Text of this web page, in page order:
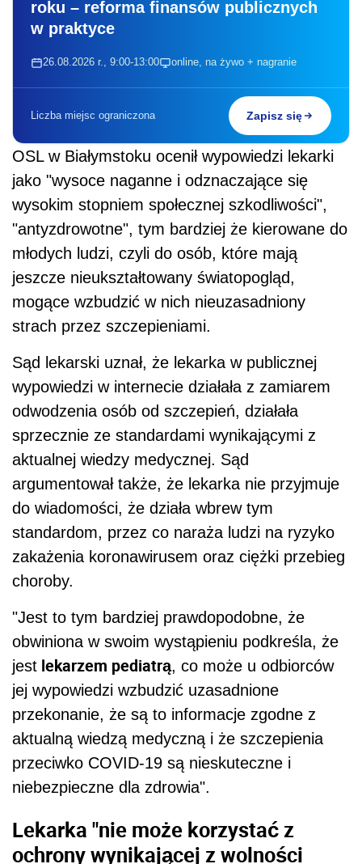
roku – reforma finansów publicznych
w praktyce
26.08.2026 r., 9:00-13:00 online, na żywo + nagranie
Liczba miejsc ograniczona Zapisz się
OSL w Białymstoku ocenił wypowiedzi lekarki
jako "wysoce naganne i odznaczające się
wysokim stopniem społecznej szkodliwości",
"antyzdrowotne", tym bardziej że kierowane do
młodych ludzi, czyli do osób, które mają
jeszcze nieukształtowany światopogląd,
mogące wzbudzić w nich nieuzasadniony
strach przez szczepieniami.
Sąd lekarski uznał, że lekarka w publicznej
wypowiedzi w internecie działała z zamiarem
odwodzenia osób od szczepień, działała
sprzecznie ze standardami wynikającymi z
aktualnej wiedzy medycznej. Sąd
argumentował także, że lekarka nie przyjmuje
do wiadomości, że działa wbrew tym
standardom, przez co naraża ludzi na ryzyko
zakażenia koronawirusem oraz ciężki przebieg
choroby.
"Jest to tym bardziej prawdopodobne, że
obwiniona w swoim wystąpieniu podkreśla, że
jest lekarzem pediatrą, co może u odbiorców
jej wypowiedzi wzbudzić uzasadnione
przekonanie, że są to informacje zgodne z
aktualną wiedzą medyczną i że szczepienia
przeciwko COVID-19 są nieskuteczne i
niebezpieczne dla zdrowia".
Lekarka "nie może korzystać z
ochrony wynikającej z wolności